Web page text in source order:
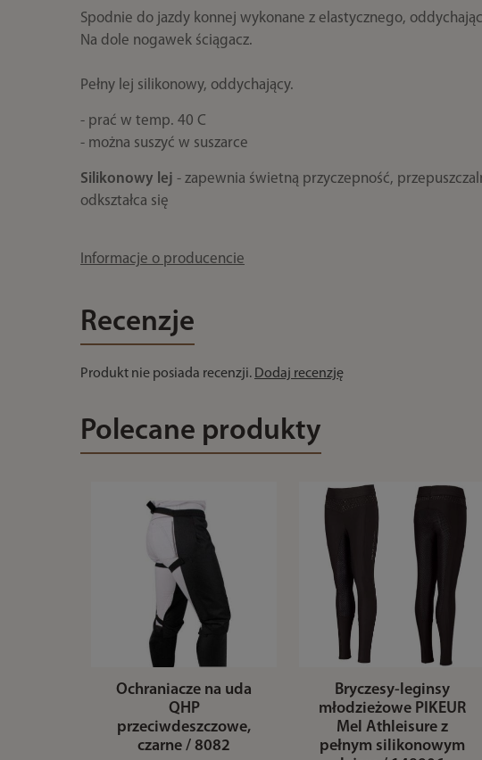
Spodnie do jazdy konnej wykonane z elastycznego,
Na dole nogawek ściągacz.
Pełny lej silikonowy, oddychający.
- prać w temp. 40 C
- można suszyć w suszarce
Silikonowy lej - zapewnia świetną przyczepność,
odkształca się
Informacje o producencie
Recenzje
Produkt nie posiada recenzji. Dodaj recenzję
Polecane produkty
Ochraniacze na uda
QHP
przeciwdeszczowe,
czarne / 8082
Bryczesy-leginsy
młodzieżowe PIKEUR
Mel Athleisure z
pełnym silikonowym